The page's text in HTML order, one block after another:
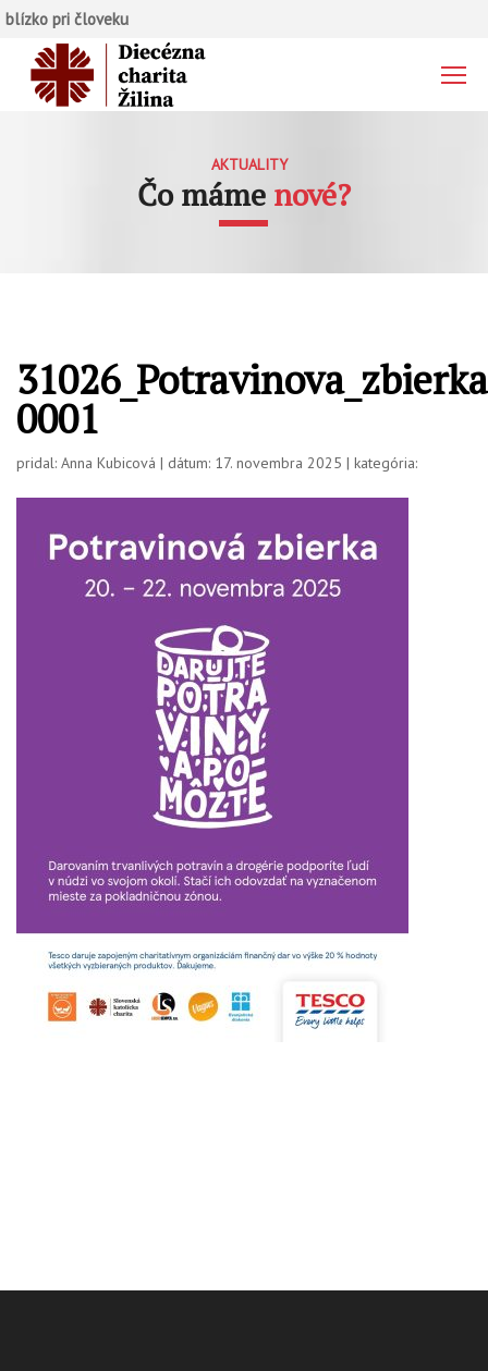
blízko pri človeku
AKTUALITY
Čo máme nové?
0001
pridal: Anna Kubicová | dátum: 17. novembra 2025 | kategória: